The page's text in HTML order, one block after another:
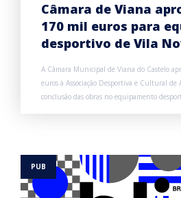
Câmara de Viana
170 mil euros para
desportivo de Vila
A Câmara Municipal de Viana do Castelo
euros à Associação Desportiva e Cultural de
conclusão das obras no equipamento